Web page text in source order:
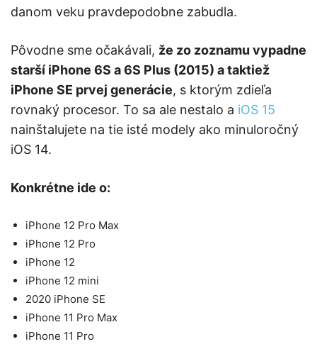
danom veku pravdepodobne zabudla.
Pôvodne sme očakávali, že zo zoznamu vypadne
starší iPhone 6S a 6S Plus (2015) a taktiež
iPhone SE prvej generácie, s ktorým zdieľa
rovnaký procesor. To sa ale nestalo a iOS 15
nainštalujete na tie isté modely ako minuloročný
iOS 14.
Konkrétne ide o:
iPhone 12 Pro Max
iPhone 12 Pro
iPhone 12
iPhone 12 mini
2020 iPhone SE
iPhone 11 Pro Max
iPhone 11 Pro